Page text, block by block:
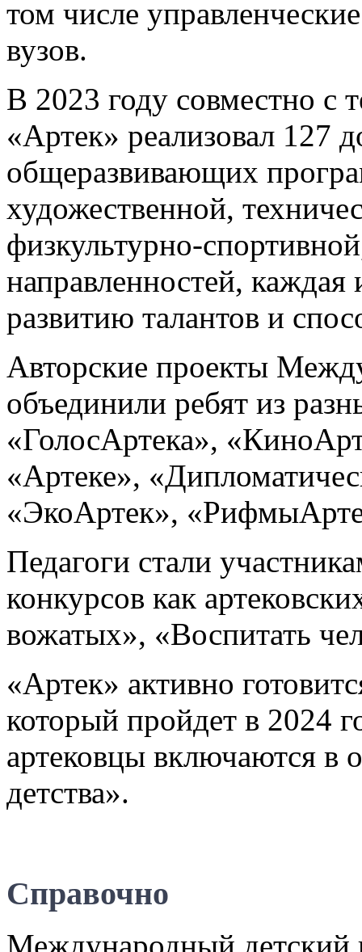
том числе
вузов.
В 2023 году совместно с
«Артек» реализовал 127
общеразвивающих
художественной,
физкультурно-
направленностей, каждая
развитию талантов и
Авторские проекты
объединили ребят из
«ГолосАртека»,
«Артеке»,
«ЭкоАртек»,
Педагоги стали
конкурсов как
вожатых», «Воспитать
«Артек» активно
который пройдет в 2024
артековцы включаются в
детства».
Справочно